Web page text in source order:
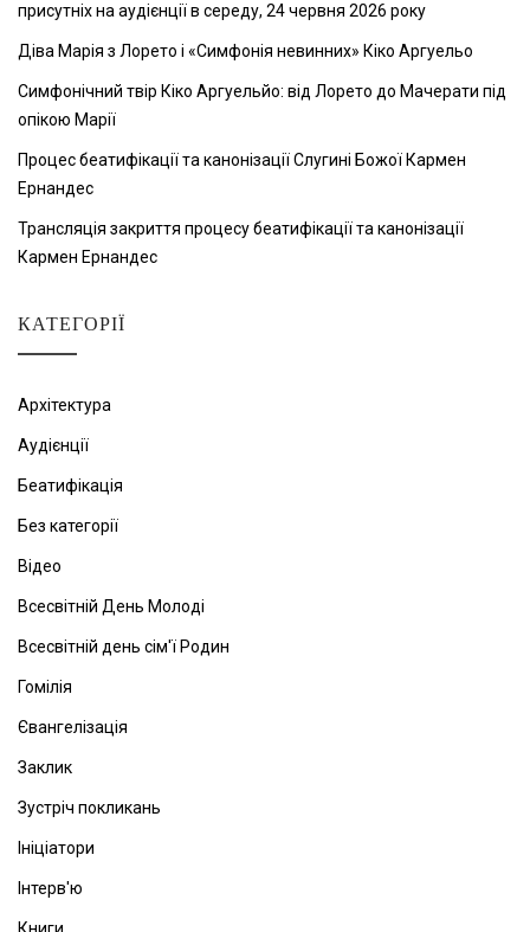
присутніх на аудієнції в середу, 24 червня 2026 року
Діва Марія з Лорето і «Симфонія невинних» Кіко Аргуельо
Симфонічний твір Кіко Аргуельйо: від Лорето до Мачерати під
опікою Марії
Процес беатифікації та канонізації Слугині Божої Кармен
Ернандес
Трансляція закриття процесу беатифікації та канонізації
Кармен Ернандес
КАТЕГОРІЇ
Архітектура
Аудієнції
Беатифікація
Без категорії
Відео
Всесвітній День Молоді
Всесвітній день сім'ї Родин
Гомілія
Євангелізація
Заклик
Зустріч покликань
Ініціатори
Інтерв'ю